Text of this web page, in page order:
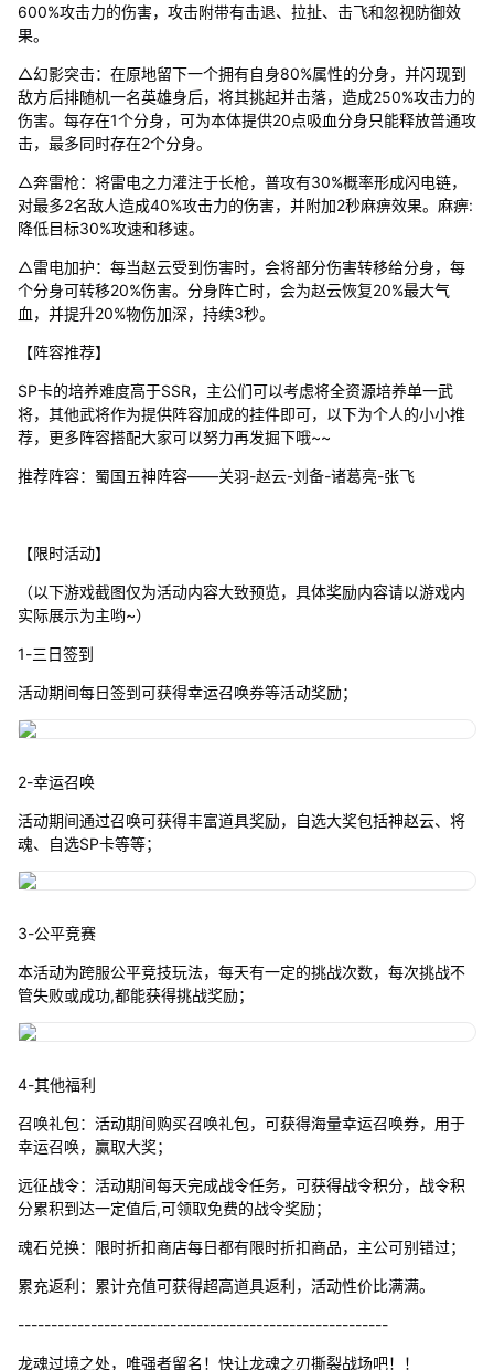
600%攻击力的伤害，攻击附带有击退、拉扯、击飞和忽视防御效
果。
△幻影突击：在原地留下一个拥有自身80%属性的分身，并闪现到
敌方后排随机一名英雄身后，将其挑起并击落，造成250%攻击力的
伤害。每存在1个分身，可为本体提供20点吸血分身只能释放普通攻
击，最多同时存在2个分身。
△奔雷枪：将雷电之力灌注于长枪，普攻有30%概率形成闪电链，
对最多2名敌人造成40%攻击力的伤害，并附加2秒麻痹效果。麻痹:
降低目标30%攻速和移速。
△雷电加护：每当赵云受到伤害时，会将部分伤害转移给分身，每
个分身可转移20%伤害。分身阵亡时，会为赵云恢复20%最大气
血，并提升20%物伤加深，持续3秒。
【阵容推荐】
SP卡的培养难度高于SSR，主公们可以考虑将全资源培养单一武
将，其他武将作为提供阵容加成的挂件即可，以下为个人的小小推
荐，更多阵容搭配大家可以努力再发掘下哦~~
推荐阵容：蜀国五神阵容——关羽-赵云-刘备-诸葛亮-张飞
【限时活动】
（以下游戏截图仅为活动内容大致预览，具体奖励内容请以游戏内
实际展示为主哟~）
1-三日签到
活动期间每日签到可获得幸运召唤券等活动奖励；
2-幸运召唤
活动期间通过召唤可获得丰富道具奖励，自选大奖包括神赵云、将
魂、自选SP卡等等；
3-公平竞赛
本活动为跨服公平竞技玩法，每天有一定的挑战次数，每次挑战不
管失败或成功,都能获得挑战奖励；
4-其他福利
召唤礼包：活动期间购买召唤礼包，可获得海量幸运召唤券，用于
幸运召唤，赢取大奖；
远征战令：活动期间每天完成战令任务，可获得战令积分，战令积
分累积到达一定值后,可领取免费的战令奖励；
魂石兑换：限时折扣商店每日都有限时折扣商品，主公可别错过；
累充返利：累计充值可获得超高道具返利，活动性价比满满。
--------------------------------------------------------
龙魂过境之处，唯强者留名！快让龙魂之刃撕裂战场吧！！